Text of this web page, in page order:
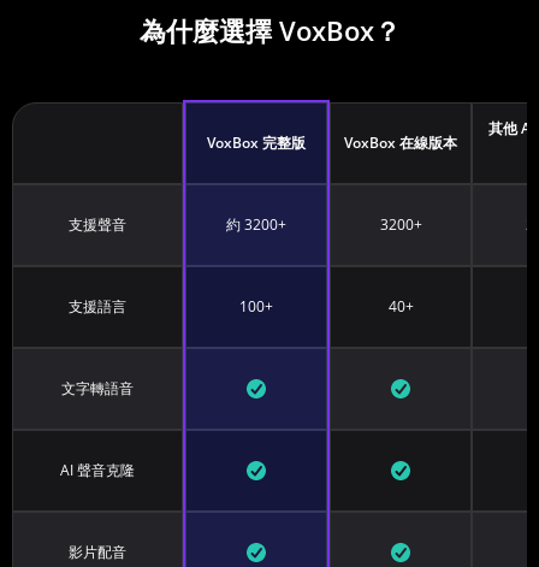
為什麼選擇 VoxBox？
支援聲音
支援語言
文字轉語音
AI 聲音克隆
影片配音
VoxBox 完整版
約 3200+
100+
VoxBox 在線版本
3200+
40+
其他